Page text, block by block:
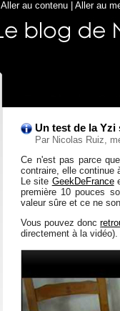
Aller au contenu Aller au
Un test de la Yzi
Par Nicolas Ruiz,
Ce n'est pas parce
contraire, elle continue
Le site GeekDeFrance
première 10 pouces
valeur sûre et ce ne
Vous pouvez donc
directement à la vidéo).